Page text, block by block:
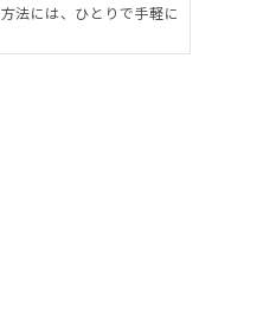
法には、ひとりで手軽に